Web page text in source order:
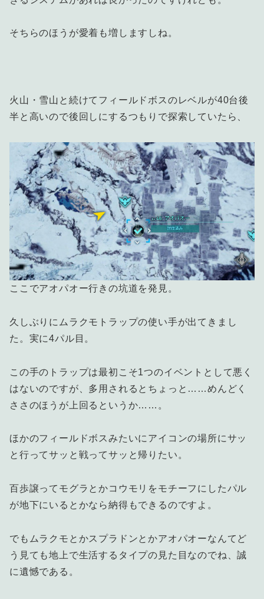
そちらのほうが愛着も増しますしね。
火山・雪山と続けてフィールドボスのレベルが40台後
半と高いので後回しにするつもりで探索していたら、
ここでアオパオー行きの坑道を発見。
久しぶりにムラクモトラップの使い手が出てきまし
た。実に4パル目。
この手のトラップは最初こそ1つのイベントとして悪く
はないのですが、多用されるとちょっと……めんどく
ささのほうが上回るというか……。
ほかのフィールドボスみたいにアイコンの場所にサッ
と行ってサッと戦ってサッと帰りたい。
百歩譲ってモグラとかコウモリをモチーフにしたパル
が地下にいるとかなら納得もできるのですよ。
でもムラクモとかスプラドンとかアオパオーなんてど
う見ても地上で生活するタイプの見た目なのでね、誠
に遺憾である。